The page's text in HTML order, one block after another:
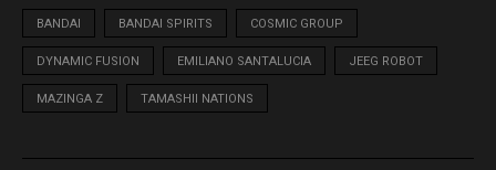
BANDAI BANDAI SPIRITS COSMIC GROUP
DYNAMIC FUSION EMILIANO SANTALUCIA JEEG ROBOT
MAZINGA Z TAMASHII NATIONS